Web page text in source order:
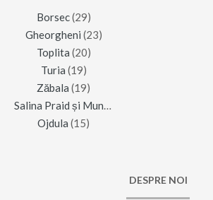
Borsec(29)
Gheorgheni (23)
Toplita (20)
Turia (19)
Zăbala (19)
Salina Praid și Muntele de Sare
Ojdula (15)
DESPRE NOI